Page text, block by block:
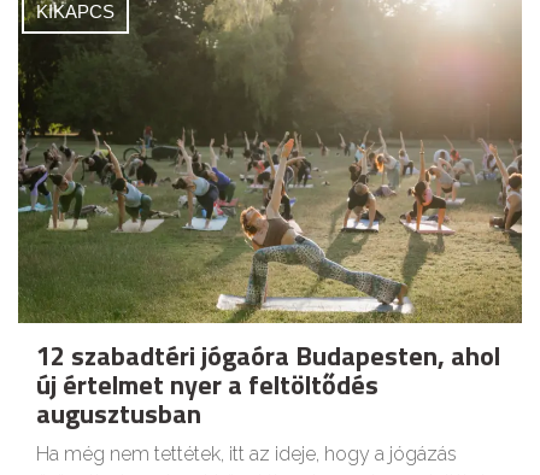
KIKAPCS
12 szabadtéri jógaóra Budapesten, ahol
új értelmet nyer a feltöltődés
augusztusban
Ha még nem tettétek, itt az ideje, hogy a jógázás